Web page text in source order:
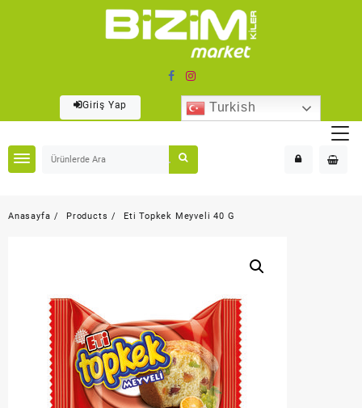
Giriş Yap Turkish
Anasayfa Products Eti Topkek Meyveli 40 G